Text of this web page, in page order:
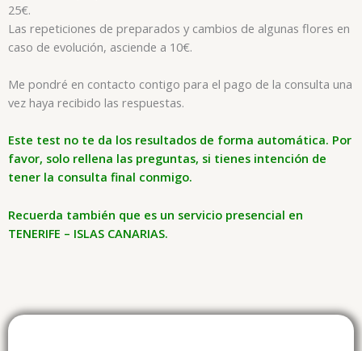
25€.
Las repeticiones de preparados y cambios de algunas flores en
caso de evolución, asciende a 10€.
Me pondré en contacto contigo para el pago de la consulta una
vez haya recibido las respuestas.
Este test no te da los resultados de forma automática. Por
favor, solo rellena las preguntas, si tienes intención de
tener la consulta final conmigo.
Recuerda también que es un servicio presencial en
TENERIFE – ISLAS CANARIAS.